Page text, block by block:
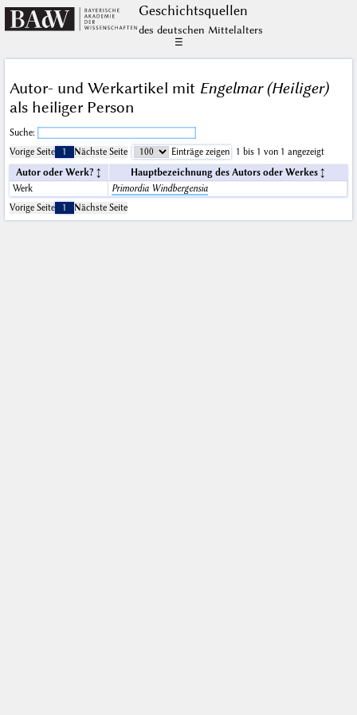
Geschichts­quellen
des deutschen Mittelalters
☰
Autor- und Werkartikel mit Engelmar (Heiliger)
als heiliger Person
Suche:
Vorige Seite
1 Nächste Seite Einträge zeigen
1 bis 1 von 1 angezeigt
Autor oder Werk?
Hauptbezeichnung des Autors oder Werkes
Werk
Primordia Windbergensia
Vorige Seite
1 Nächste Seite